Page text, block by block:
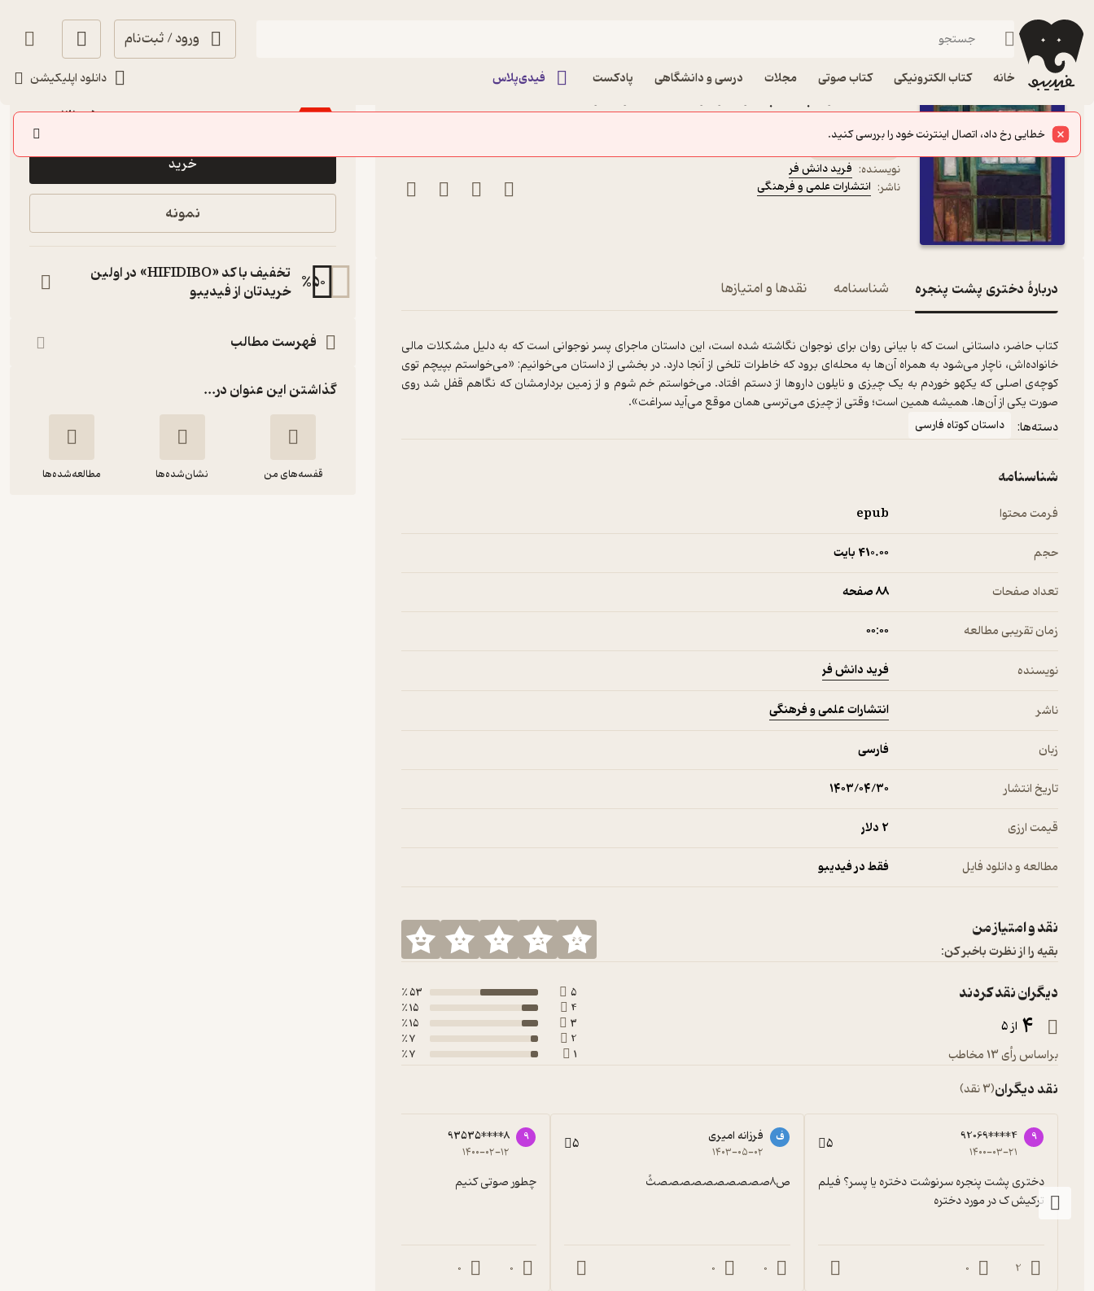
ورود / ثبت‌نام
خانه کتاب الکترونیکی کتاب صوتی مجلات درسی و دانشگاهی پادکست فیدی‌پلاس دانلود اپلیکیشن
فیدیبو کتاب الکترونیکی
انتشارات علمی و فرهنگی
نویسنده: فرید دانش فر
ناشر: انتشارات علمی و فرهنگی
دربارۀ دختری پشت پنجره شناسنامه نقدها و امتیازها
کتاب حاضر، داستانی است که با بیانی روان برای نوجوان نگاشته شده است، این داستان ماجرای پسر نوجوانی است که به دلیل مشکلات مالی
خانواده‌اش، ناچار می‌شود به همراه آن‌ها به محله‌ای برود که خاطرات تلخی از آنجا دارد. در بخشی از داستان می‌خوانیم: «می‌خواستم بپیچم توی
کوچه‌ی اصلی که یکهو خوردم به یک چیزی و نایلون داروها از دستم افتاد. می‌خواستم خم شوم و از زمین بردارمشان که نگاهم قفل شد روی
صورت یکی از آن‌ها. همیشه همین است؛ وقتی از چیزی می‌ترسی همان موقع می‌آید سراغت».
دسته‌ها: داستان کوتاه فارسی
شناسنامه
فرمت محتوا epub
حجم 410.۰۰ بایت
تعداد صفحات 88 صفحه
زمان تقریبی مطالعه ۰۰:۰۰
نویسنده فرید دانش فر
ناشر انتشارات علمی و فرهنگی
زبان فارسی
تاریخ انتشار ۱۴۰۳/۰۴/۳۰
قیمت ارزی 2 دلار
مطالعه و دانلود فایل فقط در فیدیبو
نقد و امتیاز من
بقیه را از نظرت باخبر کن:
دیگران نقد کردند
4 از 5
براساس رأی 13 مخاطب
5
53 ٪
4
15 ٪
3
15 ٪
2
7 ٪
1
7 ٪
نقد دیگران(3 نقد)
9
92069****4
۱۴۰۰-۰۳-۲۱ 5
ترکیش ک در مورد دختره
2
0
ف فرزانه امیری
۱۴۰۳-۰۵-۰۲ 5
ص۸صصصصصصصصصصثً
0
0
9
93535****8
۱۴۰۰-۰۲-۱۲
چطور صوتی کنیم
0
0
٪50
62,100
31,050تومان
خرید
نمونه
%50
تخفیف با کد «HIFIDIBO» در اولین
خریدتان از فیدیبو
فهرست مطالب
گذاشتن این عنوان در...
قفسه‌های من نشان‌شده‌ها مطالعه‌شده‌ها